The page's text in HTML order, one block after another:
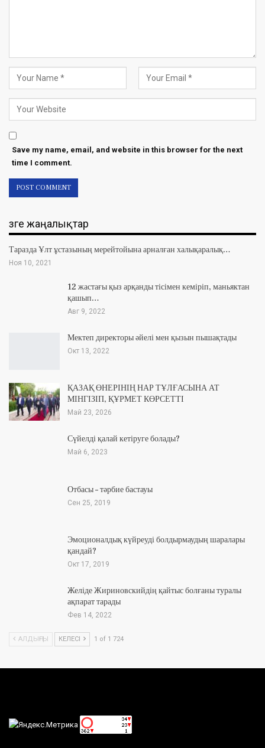
Save my name, email, and website in this browser for the next
time I comment.
Өзге жаңалықтар
Таразда Ұлт ұстазының мерейтойына арналған халықаралық…
Ноя 10, 2021
12 жастағы қыз арқанды тісімен кеміріп, маньяктан
қашып…
Авг 9, 2022
Мектеп директоры әйелі мен қызын пышақтады
Окт 13, 2022
ҚАЗАҚ ӨНЕРІНІҢ НАР ТҰЛҒАСЫНА АТ
МІНГІЗІП, ҚҰРМЕТ КӨРСЕТТІ
Май 23, 2026
Сүйелді қалай кетіруге болады?
Май 6, 2023
Отбасы – тәрбие бастауы
Сен 25, 2019
Эмоционалдық күйреуді болдырмаудың шаралары
қандай?
Окт 17, 2019
Желіде Жириновскийдің қайтыс болғаны туралы
ақпарат тарады
Фев 14, 2022
АЛДЫҢҒЫ КЕЛЕСІ 1 of 1 724